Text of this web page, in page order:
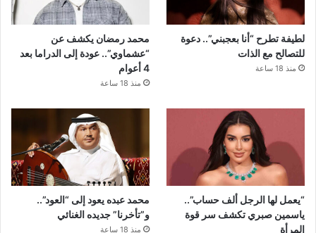
لطيفة تطرح “أنا بعجبني”.. دعوة
للتصالح مع الذات
منذ 18 ساعة
محمد رمضان يكشف عن
“عشماوي”.. عودة إلى الدراما بعد
4 أعوام
منذ 18 ساعة
“يعمل لها الرجل ألف حساب”..
ياسمين صبري تكشف سر قوة
المرأة
محمد عبده يعود إلى “العود”..
و”تأخرنا” جديده الغنائي
منذ 18 ساعة